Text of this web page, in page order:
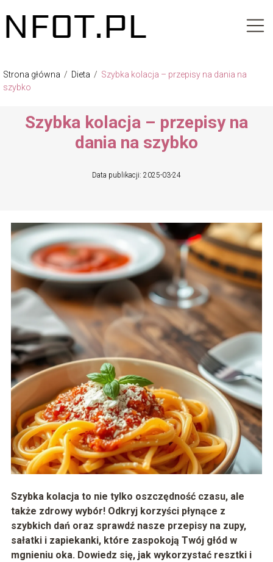
Strona główna / Dieta / Szybka kolacja – przepisy na dania na
szybko
Szybka kolacja – przepisy na
dania na szybko
Data publikacji: 2025-03-24
Szybka kolacja to nie tylko oszczędność czasu, ale
także zdrowy wybór! Odkryj korzyści płynące z
szybkich dań oraz sprawdź nasze przepisy na zupy,
sałatki i zapiekanki, które zaspokoją Twój głód w
mgnieniu oka. Dowiedz się, jak wykorzystać resztki i